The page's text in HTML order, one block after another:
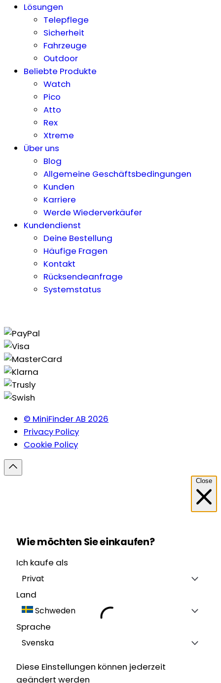
Lösungen
Telepflege
Sicherheit
Fahrzeuge
Outdoor
Beliebte Produkte
Watch
Pico
Atto
Rex
Xtreme
Über uns
Blog
Allgemeine Geschäftsbedingungen
Kunden
Karriere
Werde Wiederverkäufer
Kundendienst
Deine Bestellung
Häufige Fragen
Kontakt
Rücksendeanfrage
Systemstatus
© MiniFinder AB 2026
Privacy Policy
Cookie Policy
Close
Wie möchten Sie einkaufen?
Ich kaufe als
Privat
Land
Schweden
Sprache
Svenska
Diese Einstellungen können jederzeit
geändert werden